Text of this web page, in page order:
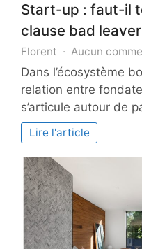
Start-up : faut-il
clause bad
Florent Aucun
Dans l’écosystème
relation entre
s’articule autour de
Lire l'article